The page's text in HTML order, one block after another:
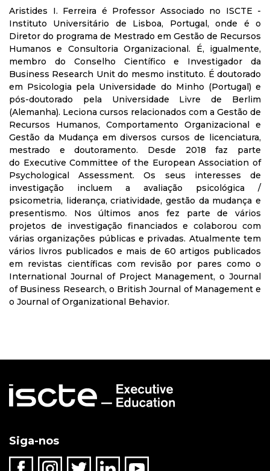
Aristides I. Ferreira é Professor Associado no ISCTE -
Instituto Universitário de Lisboa, Portugal, onde é o
Diretor do programa de Mestrado em Gestão de Recursos
Humanos e Consultoria Organizacional. É, igualmente,
membro do Conselho Científico e Investigador da
Business Research Unit do mesmo instituto. É doutorado
em Psicologia pela Universidade do Minho (Portugal) e
pós-doutorado pela Universidade Livre de Berlim
(Alemanha). Leciona cursos relacionados com a Gestão de
Recursos Humanos, Comportamento Organizacional e
Gestão da Mudança em diversos cursos de licenciatura,
mestrado e doutoramento. Desde 2018 faz parte
do Executive Committee of the European Association of
Psychological Assessment.Os seus interesses de
investigação incluem a avaliação psicológica /
psicometria, liderança, criatividade, gestão da mudança e
presentismo. Nos últimos anos fez parte de vários
projetos de investigação financiados e colaborou com
várias organizações públicas e privadas. Atualmente tem
vários livros publicados e mais de 60 artigos publicados
em revistas científicas com revisão por pares como o
International Journal of Project Management, o Journal
of Business Research, o British Journal of Management e
o Journal of Organizational Behavior.
Siga-nos